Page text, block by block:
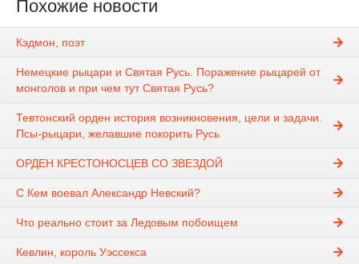
Похожие новости
Кэдмон, поэт
Немецкие рыцари и Святая Русь. Поражение рыцарей от
монголов и при чем тут Святая Русь?
Тевтонский орден история возникновения, цели и задачи.
Псы-рыцари, желавшие покорить Русь
ОРДЕН КРЕСТОНОСЦЕВ СО ЗВЕЗДОЙ
С Кем воевал Александр Невский?
Что реально стоит за Ледовым побоищем
Кевлин, король Уэссекса